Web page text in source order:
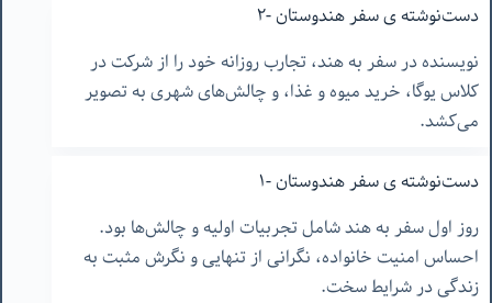
دست‌نوشته ‌ی سفر هندوستان -٢
نویسنده در سفر به هند، تجارب روزانه خود را از شرکت در
کلاس یوگا، خرید میوه و غذا، و چالش‌های شهری به تصویر
می‌کشد.
دست‌نوشته ‌ی سفر هندوستان -١
روز اول سفر به هند شامل تجربیات اولیه و چالش‌ها بود.
احساس امنیت خانواده، نگرانی از تنهایی و نگرش مثبت به
زندگی در شرایط سخت.